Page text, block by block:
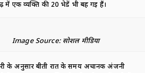
में एक व्यक्ति की 20 भेडें भी बह गई हैं।
Image Source: सोशल मीडिया
के अनुसार बीती रात के समय अचानक अंजनी